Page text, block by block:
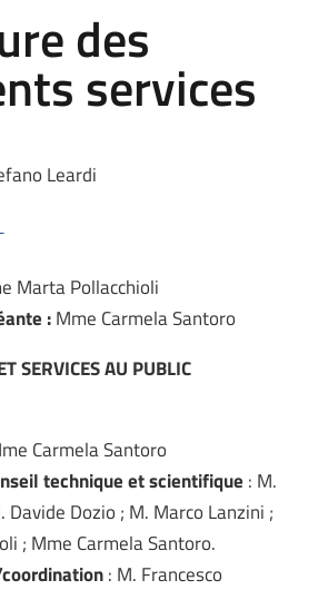
des
services
Leardi
Marta Pollacchioli
:Mme Carmela Santoro
SERVICES AU PUBLIC
Carmela Santoro
technique et scientifique : M.
Davide Dozio ; M. Marco Lanzini ;
; Mme Carmela Santoro.
: M. Francesco